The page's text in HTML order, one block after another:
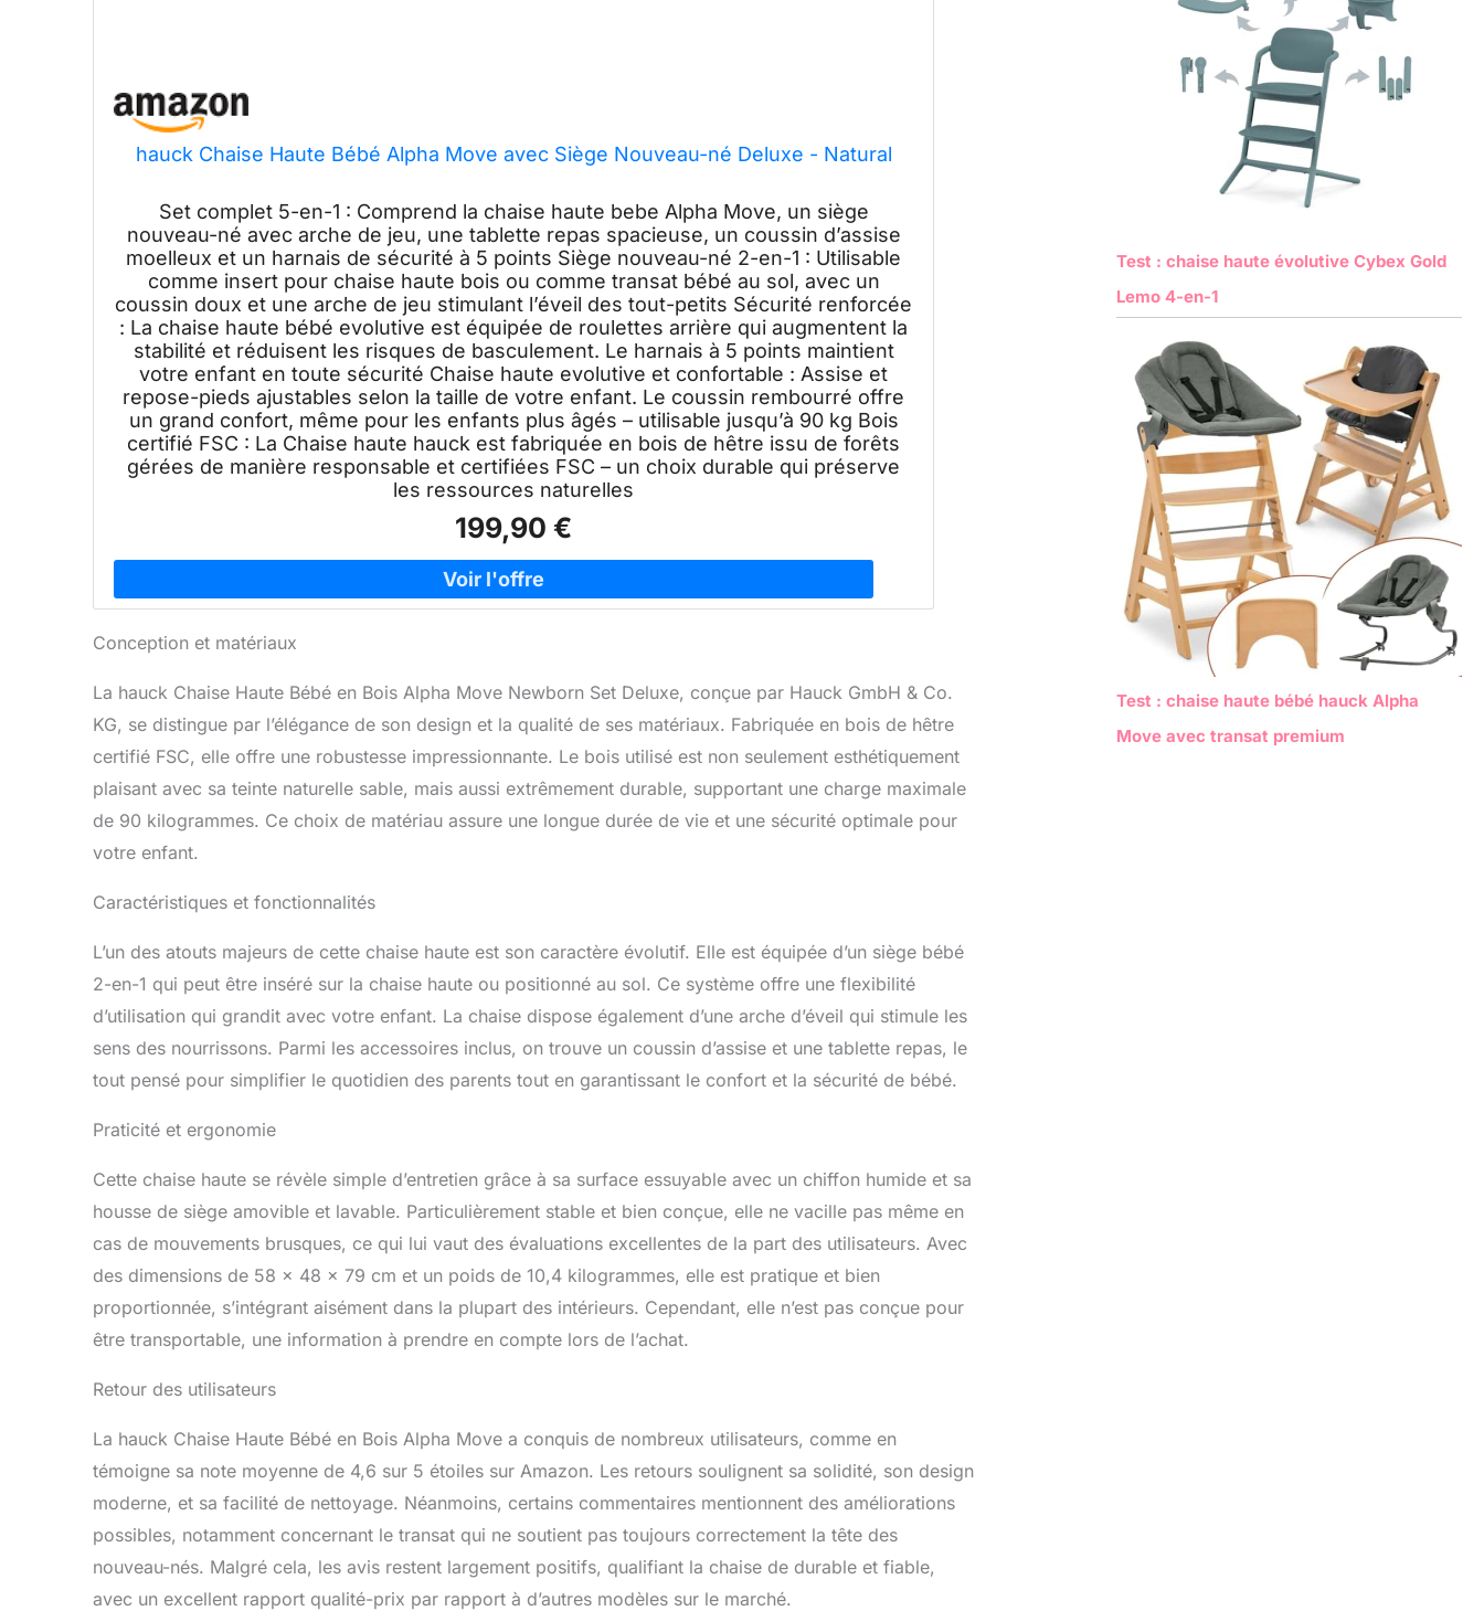
hauck Chaise Haute Bébé Alpha Move avec Siège Nouveau-né Deluxe - Natural
Set complet 5-en-1 : Comprend la chaise haute bebe Alpha Move, un siège
nouveau-né avec arche de jeu, une tablette repas spacieuse, un coussin d’assise
moelleux et un harnais de sécurité à 5 points Siège nouveau-né 2-en-1 : Utilisable
comme insert pour chaise haute bois ou comme transat bébé au sol, avec un
coussin doux et une arche de jeu stimulant l’éveil des tout-petits Sécurité renforcée
: La chaise haute bébé evolutive est équipée de roulettes arrière qui augmentent la
stabilité et réduisent les risques de basculement. Le harnais à 5 points maintient
votre enfant en toute sécurité Chaise haute evolutive et confortable : Assise et
repose-pieds ajustables selon la taille de votre enfant. Le coussin rembourré offre
un grand confort, même pour les enfants plus âgés – utilisable jusqu’à 90 kg Bois
certifié FSC : La Chaise haute hauck est fabriquée en bois de hêtre issu de forêts
gérées de manière responsable et certifiées FSC – un choix durable qui préserve
les ressources naturelles
199,90 €
Conception et matériaux
La hauck Chaise Haute Bébé en Bois Alpha Move Newborn Set Deluxe, conçue par Hauck GmbH & Co.
KG, se distingue par l’élégance de son design et la qualité de ses matériaux. Fabriquée en bois de hêtre
certifié FSC, elle offre une robustesse impressionnante. Le bois utilisé est non seulement esthétiquement
plaisant avec sa teinte naturelle sable, mais aussi extrêmement durable, supportant une charge maximale
de 90 kilogrammes. Ce choix de matériau assure une longue durée de vie et une sécurité optimale pour
votre enfant.
Caractéristiques et fonctionnalités
L’un des atouts majeurs de cette chaise haute est son caractère évolutif. Elle est équipée d’un siège bébé
2-en-1 qui peut être inséré sur la chaise haute ou positionné au sol. Ce système offre une flexibilité
d’utilisation qui grandit avec votre enfant. La chaise dispose également d’une arche d’éveil qui stimule les
sens des nourrissons. Parmi les accessoires inclus, on trouve un coussin d’assise et une tablette repas, le
tout pensé pour simplifier le quotidien des parents tout en garantissant le confort et la sécurité de bébé.
Praticité et ergonomie
Cette chaise haute se révèle simple d’entretien grâce à sa surface essuyable avec un chiffon humide et sa
housse de siège amovible et lavable. Particulièrement stable et bien conçue, elle ne vacille pas même en
cas de mouvements brusques, ce qui lui vaut des évaluations excellentes de la part des utilisateurs. Avec
des dimensions de 58 x 48 x 79 cm et un poids de 10,4 kilogrammes, elle est pratique et bien
proportionnée, s’intégrant aisément dans la plupart des intérieurs. Cependant, elle n’est pas conçue pour
être transportable, une information à prendre en compte lors de l’achat.
Retour des utilisateurs
La hauck Chaise Haute Bébé en Bois Alpha Move a conquis de nombreux utilisateurs, comme en
témoigne sa note moyenne de 4,6 sur 5 étoiles sur Amazon. Les retours soulignent sa solidité, son design
moderne, et sa facilité de nettoyage. Néanmoins, certains commentaires mentionnent des améliorations
possibles, notamment concernant le transat qui ne soutient pas toujours correctement la tête des
nouveau-nés. Malgré cela, les avis restent largement positifs, qualifiant la chaise de durable et fiable,
avec un excellent rapport qualité-prix par rapport à d’autres modèles sur le marché.
Test : chaise haute évolutive Cybex Gold
Lemo 4-en-1
Test : chaise haute bébé hauck Alpha
Move avec transat premium